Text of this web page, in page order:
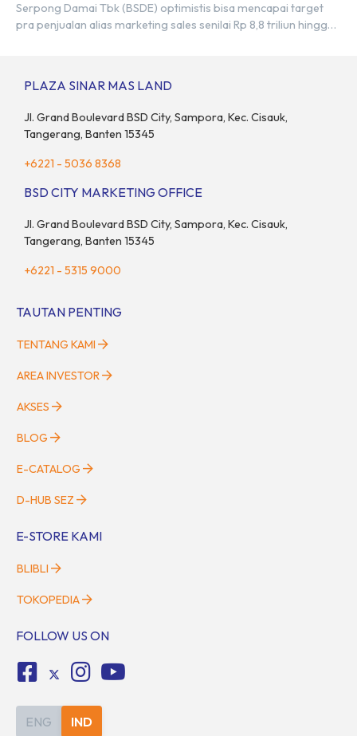
Serpong Damai Tbk (BSDE) optimistis bisa mencapai target
pra penjualan alias marketing sales senilai Rp 8,8 triliun hingga
target. “Kami yakin target […]
PLAZA SINAR MAS LAND
Jl. Grand Boulevard BSD City, Sampora, Kec. Cisauk,
Tangerang, Banten 15345
+6221 - 5036 8368
BSD CITY MARKETING OFFICE
Jl. Grand Boulevard BSD City, Sampora, Kec. Cisauk,
Tangerang, Banten 15345
+6221 - 5315 9000
TAUTAN PENTING
TENTANG KAMI
AREA INVESTOR
AKSES
BLOG
E-CATALOG
D-HUB SEZ
E-STORE KAMI
BLIBLI
TOKOPEDIA
FOLLOW US ON
ENG IND